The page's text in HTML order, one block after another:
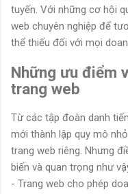
tuyến. Với những cơ hội
web chuyên nghiệp để
thể thiếu đối với mọi
Những ưu điểm
trang web
Từ các tập đoàn danh
mới thành lập quy mô
trang web riêng. Nhưng
biến và quan trọng như
- Trang web cho phép